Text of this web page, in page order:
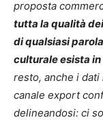
proposta
tutta la qualità
di qualsiasi
culturale esista
resto, anche i
canale export
delineandosi: ci